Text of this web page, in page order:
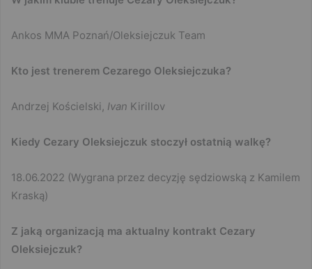
Ankos MMA Poznań/Oleksiejczuk Team
Kto jest trenerem Cezarego Oleksiejczuka?
Andrzej Kościelski, Ivan Kirillov
Kiedy Cezary Oleksiejczuk stoczył ostatnią walkę?
18.06.2022 (Wygrana przez decyzję sędziowską z Kamilem
Kraską)
Z jaką organizacją ma aktualny kontrakt Cezary
Oleksiejczuk?